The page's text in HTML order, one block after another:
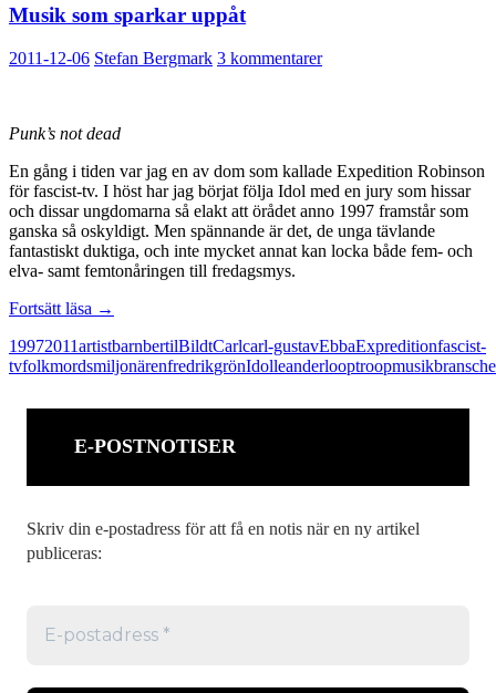
Musik som sparkar uppåt
2011-12-06 Stefan Bergmark 3 kommentarer
Punk’s not dead
En gång i tiden var jag en av dom som kallade Expedition Robinson
för fascist-tv. I höst har jag börjat följa Idol med en jury som hissar
och dissar ungdomarna så elakt att örådet anno 1997 framstår som
ganska så oskyldigt. Men spännande är det, de unga tävlande
fantastiskt duktiga, och inte mycket annat kan locka både fem- och
elva- samt femtonåringen till fredagsmys.
Fortsätt läsa Musik
sparkar
uppåt
→
19972011artistbarnbertilBildtCarlcarl-gustavEbbaExpreditionfascist-
tvfolkmordsmiljonärenfredrikgrönIdolleanderlooptroop
E-POSTNOTISER
Skriv din e-postadress för att få en notis när en ny artikel
publiceras: